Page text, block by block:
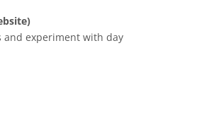
experiment with day
4.0 Internazionale (CC BY 4.0) icone